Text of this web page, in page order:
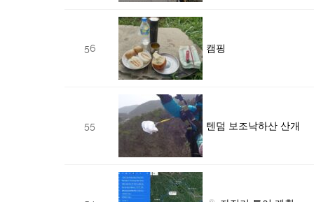
56 캠핑
55 텐덤 보조낙하산 산개